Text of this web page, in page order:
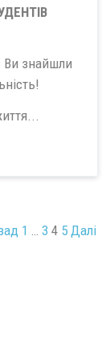
Ви знайшли
1 … 3 4 5 Далі